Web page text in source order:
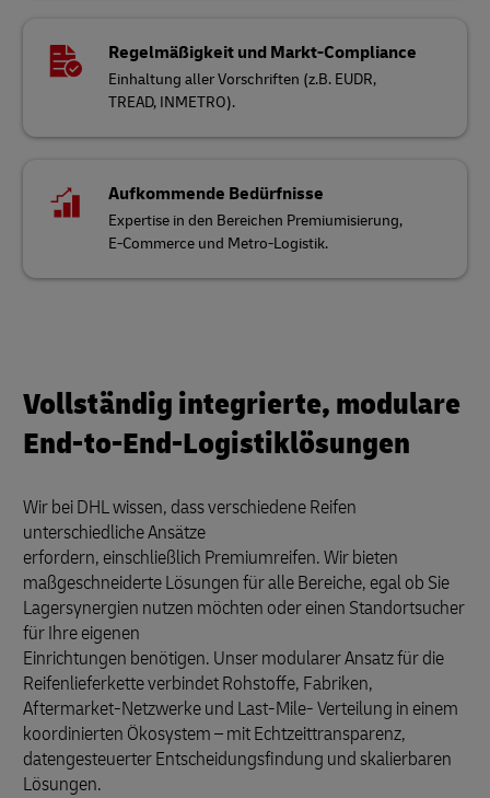
Regelmäßigkeit und Markt-Compliance
Einhaltung aller Vorschriften (z.B. EUDR,
TREAD, INMETRO).
Aufkommende Bedürfnisse
Expertise in den Bereichen Premiumisierung,
E-Commerce und Metro-Logistik.
Vollständig integrierte, modulare
End-to-End-Logistiklösungen
Wir bei DHL wissen, dass verschiedene Reifen
unterschiedliche Ansätze
erfordern, einschließlich Premiumreifen. Wir bieten
maßgeschneiderte Lösungen für alle Bereiche, egal ob Sie
Lagersynergien nutzen möchten oder einen Standortsucher
für Ihre eigenen
Einrichtungen benötigen. Unser modularer Ansatz für die
Reifenlieferkette verbindet Rohstoffe, Fabriken,
Aftermarket-Netzwerke und Last-Mile- Verteilung in einem
koordinierten Ökosystem – mit Echtzeittransparenz,
datengesteuerter Entscheidungsfindung und skalierbaren
Lösungen.